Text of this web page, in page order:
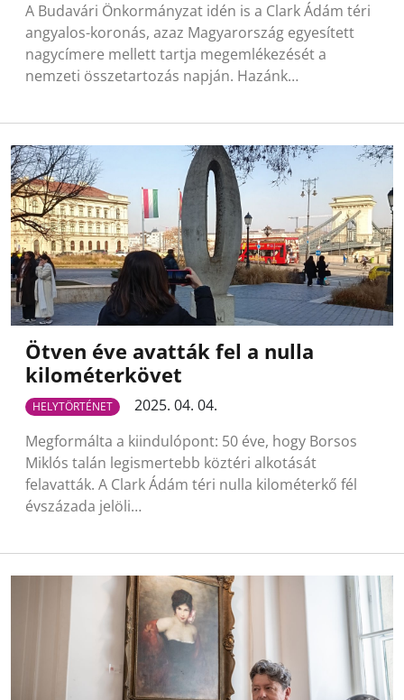
A Budavári Önkormányzat idén is a Clark Ádám téri
angyalos-koronás, azaz Magyarország egyesített
nagycímere mellett tartja megemlékezését a
nemzeti összetartozás napján. Hazánk…
Ötven éve avatták fel a nulla
kilométerkövet
HELYTÖRTÉNET
2025. 04. 04.
Megformálta a kiindulópont: 50 éve, hogy Borsos
Miklós talán legismertebb köztéri alkotását
felavatták. A Clark Ádám téri nulla kilométerkő fél
évszázada jelöli…